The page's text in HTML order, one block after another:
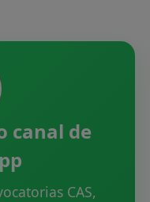
canal de
CAS,